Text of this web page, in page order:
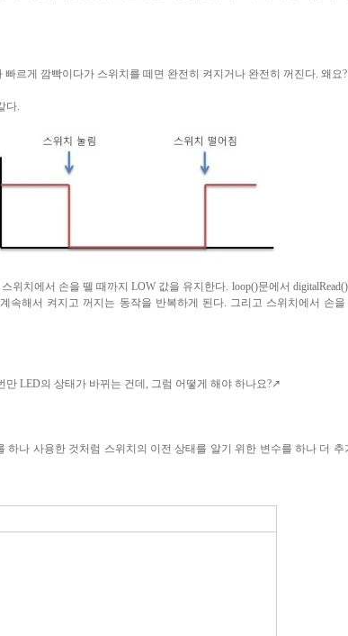
빠르게 깜빡이다가 스위치를 떼면 완전히 켜지거나 완전히 꺼진다. 왜요?
다.
스위치에서 손을 뗄 때까지 LOW 값을 유지한다. loop()문에서 digitalRead()
속해서 켜지고 꺼지는 동작을 반복하게 된다. 그리고 스위치에서 손
만 LED의 상태가 바뀌는 건데 , 그럼 어떻게 해야 하나요?↗
하나 사용한 것처럼 스위치의 이전 상태를 알기 위한 변수를 하나 더 추